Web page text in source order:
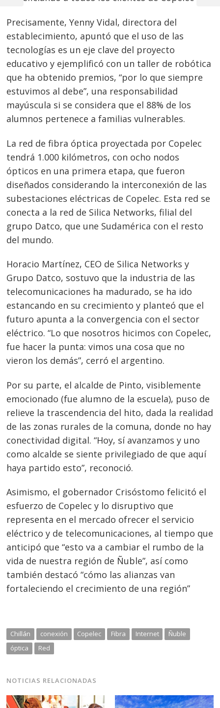
Precisamente, Yenny Vidal, directora del
establecimiento, apuntó que el uso de las
tecnologías es un eje clave del proyecto
educativo y ejemplificó con un taller de robótica
que ha obtenido premios, “por lo que siempre
estuvimos al debe”, una responsabilidad
mayúscula si se considera que el 88% de los
alumnos pertenece a familias vulnerables.
La red de fibra óptica proyectada por Copelec
tendrá 1.000 kilómetros, con ocho nodos
ópticos en una primera etapa, que fueron
diseñados considerando la interconexión de las
subestaciones eléctricas de Copelec. Esta red se
conecta a la red de Silica Networks, filial del
grupo Datco, que une Sudamérica con el resto
del mundo.
Horacio Martínez, CEO de Silica Networks y
Grupo Datco, sostuvo que la industria de las
telecomunicaciones ha madurado, se ha ido
estancando en su crecimiento y planteó que el
futuro apunta a la convergencia con el sector
eléctrico. “Lo que nosotros hicimos con Copelec,
fue hacer la punta: vimos una cosa que no
vieron los demás”, cerró el argentino.
Por su parte, el alcalde de Pinto, visiblemente
emocionado (fue alumno de la escuela), puso de
relieve la trascendencia del hito, dada la realidad
de las zonas rurales de la comuna, donde no hay
conectividad digital. “Hoy, sí avanzamos y uno
como alcalde se siente privilegiado de que aquí
haya partido esto”, reconoció.
Asimismo, el gobernador Crisóstomo felicitó el
esfuerzo de Copelec y lo disruptivo que
representa en el mercado ofrecer el servicio
eléctrico y de telecomunicaciones, al tiempo que
anticipó que “esto va a cambiar el rumbo de la
vida de nuestra región de Ñuble”, así como
también destacó “cómo las alianzas van
fortaleciendo el crecimiento de una región”
Chillán conexión Copelec Fibra Internet
Ñuble
óptica
Red
NOTICIAS RELACIONADAS